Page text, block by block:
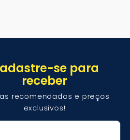
se para
receber
recomendadas e preços
exclusivos!